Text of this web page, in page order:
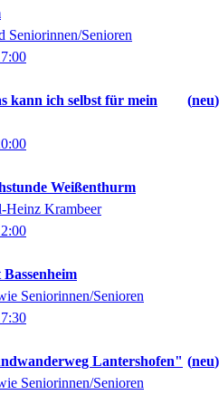
Seniorinnen/Senioren
kann ich selbst für mein
neu
Weißenthurm
Heinz Krambeer
Seniorinnen/Senioren
Lantershofen"
neu
Seniorinnen/Senioren